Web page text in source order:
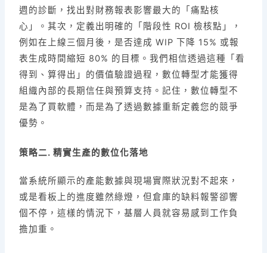
週的診斷，找出對財務報表影響最大的「痛點核
心」。其次，定義出明確的「階段性 ROI 檢核點」，
例如在上線三個月後，是否達成 WIP 下降 15% 或報
表生成時間縮短 80% 的目標。我們相信透過這種「看
得到、算得出」的價值驗證過程，數位轉型才能獲得
組織內部的長期信任與預算支持。記住，數位轉型不
是為了買軟體，而是為了透過數據重新定義您的競爭
優勢。
策略二. 精實生產的數位化落地
當系統所顯示的產能數據與現場實際狀況對不起來，
或是看板上的進度雖然綠燈，但倉庫的缺料報警卻響
個不停，這樣的情況下，基層人員就容易感到工作負
擔加重。